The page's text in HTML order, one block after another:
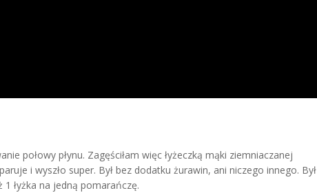
połowy płynu. Zagęściłam więc łyżeczką mąki ziemniaczanej
i wyszło super. Był bez dodatku żurawin, ani niczego innego. Był
łyżka na jedną pomarańczę.